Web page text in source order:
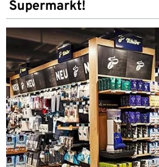
Supermarkt!